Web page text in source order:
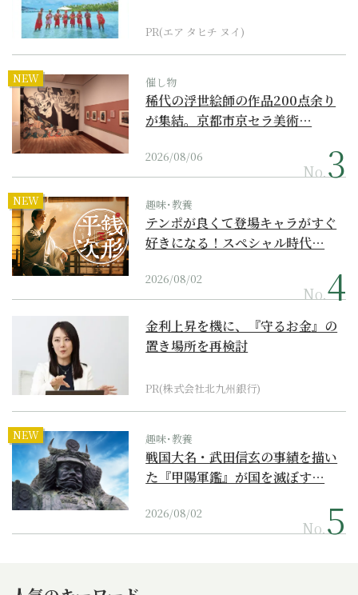
PR(エア タヒチ ヌイ)
NEW 催し物
稀代の浮世絵師の作品200点余り
が集結。京都市京セラ美術…
2026/08/06
No.
NEW 趣味･教養
テンポが良くて登場キャラがすぐ
好きになる！スペシャル時代…
2026/08/02
No.
金利上昇を機に、『守るお金』の
置き場所を再検討
PR(株式会社北九州銀行)
NEW 趣味･教養
戦国大名・武田信玄の事績を描い
た『甲陽軍鑑』が国を滅ぼす…
2026/08/02
No.